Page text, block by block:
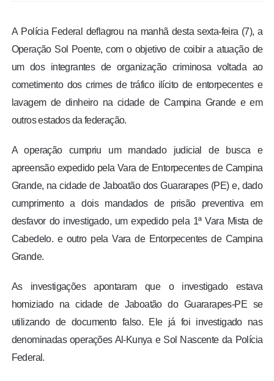
A Polícia Federal deflagrou na manhã desta sexta-feira (7), a
Operação Sol Poente, com o objetivo de coibir a atuação de
um dos integrantes de organização criminosa voltada ao
cometimento dos crimes de tráfico ilícito de entorpecentes e
lavagem de dinheiro na cidade de Campina Grande e em
outros estados da federação.
A operação cumpriu um mandado judicial de busca e
apreensão expedido pela Vara de Entorpecentes de Campina
Grande, na cidade de Jaboatão dos Guararapes (PE) e, dado
cumprimento a dois mandados de prisão preventiva em
desfavor do investigado, um expedido pela 1ª Vara Mista de
Cabedelo. e outro pela Vara de Entorpecentes de Campina
Grande.
As investigações apontaram que o investigado estava
homiziado na cidade de Jaboatão do Guararapes-PE se
utilizando de documento falso. Ele já foi investigado nas
denominadas operações Al-Kunya e Sol Nascente da Polícia
Federal.